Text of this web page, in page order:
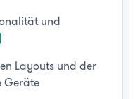
und
Layouts und der
Geräte